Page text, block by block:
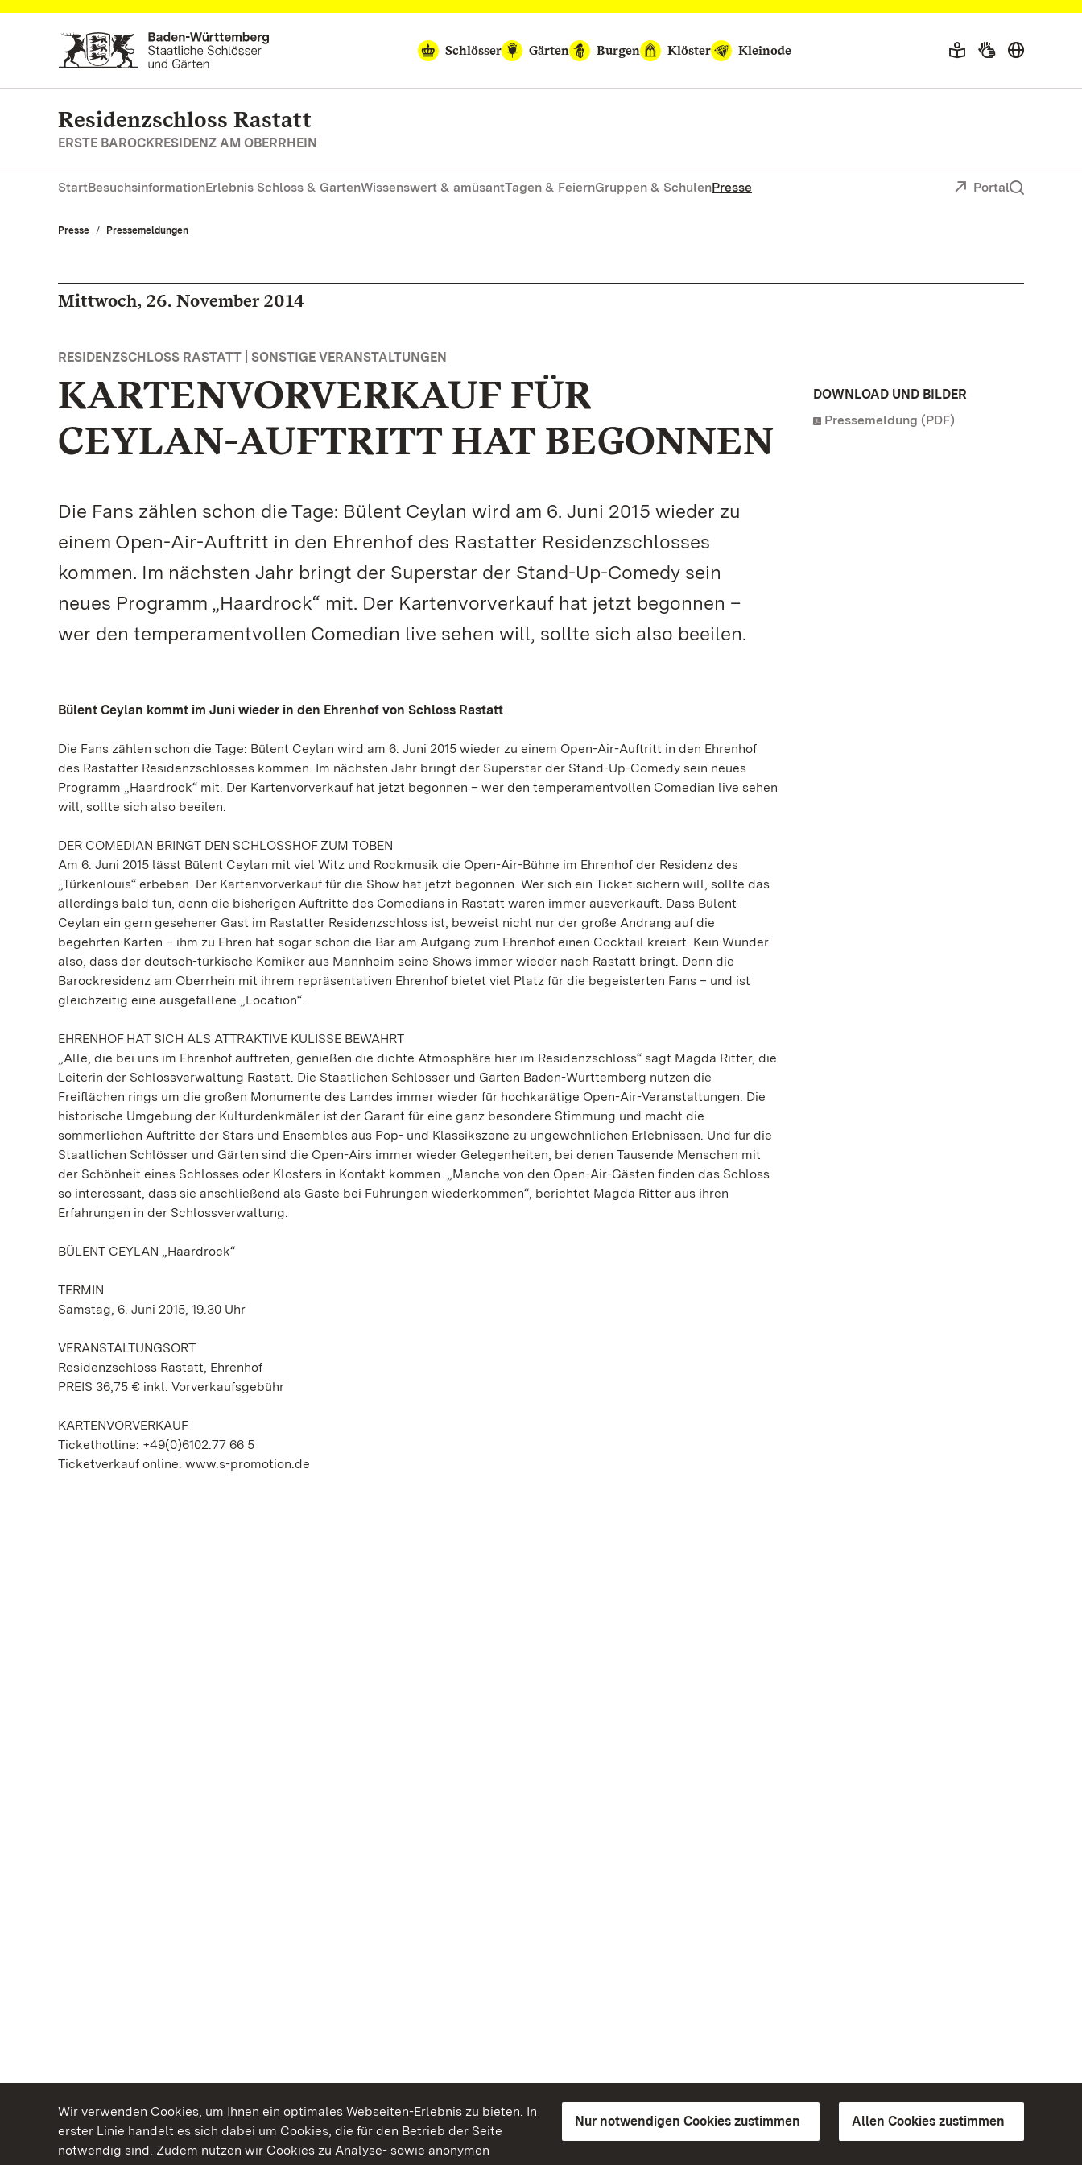
Wir verwenden Cookies, um Ihnen ein optimales Webseiten-Erlebnis zu bieten. In
erster Linie handelt es sich dabei um Cookies, die für den Betrieb der Seite
notwendig sind. Zudem nutzen wir Cookies zu Analyse- sowie anonymen
Nur notwendigen Cookies zustimmen Allen Cookies zustimmen
Zum Hauptinhalt springen
Schlösser
Gärten Burgen Klöster Kleinode
Residenzschloss Rastatt
ERSTE BAROCKRESIDENZ AM OBERRHEIN
StartBesuchsinformationErlebnis Schloss & GartenWissenswert & amüsantTagen & FeiernGruppen & SchulenPresse Portal
Presse Pressemeldungen
Mittwoch, 26. November 2014
RESIDENZSCHLOSS RASTATT | SONSTIGE VERANSTALTUNGEN
KARTENVORVERKAUF FÜR
CEYLAN-AUFTRITT HAT BEGONNEN
Die Fans zählen schon die Tage: Bülent Ceylan wird am 6. Juni 2015 wieder zu
einem Open-Air-Auftritt in den Ehrenhof des Rastatter Residenzschlosses
kommen. Im nächsten Jahr bringt der Superstar der Stand-Up-Comedy sein
neues Programm „Haardrock“ mit. Der Kartenvorverkauf hat jetzt begonnen –
wer den temperamentvollen Comedian live sehen will, sollte sich also beeilen.
Bülent Ceylan kommt im Juni wieder in den Ehrenhof von Schloss Rastatt
Die Fans zählen schon die Tage: Bülent Ceylan wird am 6. Juni 2015 wieder zu einem Open-Air-Auftritt in den Ehrenhof
des Rastatter Residenzschlosses kommen. Im nächsten Jahr bringt der Superstar der Stand-Up-Comedy sein neues
Programm „Haardrock“ mit. Der Kartenvorverkauf hat jetzt begonnen – wer den temperamentvollen Comedian live sehen
will, sollte sich also beeilen.
DER COMEDIAN BRINGT DEN SCHLOSSHOF ZUM TOBEN
Am 6. Juni 2015 lässt Bülent Ceylan mit viel Witz und Rockmusik die Open-Air-Bühne im Ehrenhof der Residenz des
„Türkenlouis“ erbeben. Der Kartenvorverkauf für die Show hat jetzt begonnen. Wer sich ein Ticket sichern will, sollte das
allerdings bald tun, denn die bisherigen Auftritte des Comedians in Rastatt waren immer ausverkauft. Dass Bülent
Ceylan ein gern gesehener Gast im Rastatter Residenzschloss ist, beweist nicht nur der große Andrang auf die
begehrten Karten – ihm zu Ehren hat sogar schon die Bar am Aufgang zum Ehrenhof einen Cocktail kreiert. Kein Wunder
also, dass der deutsch-türkische Komiker aus Mannheim seine Shows immer wieder nach Rastatt bringt. Denn die
Barockresidenz am Oberrhein mit ihrem repräsentativen Ehrenhof bietet viel Platz für die begeisterten Fans – und ist
gleichzeitig eine ausgefallene „Location“.
EHRENHOF HAT SICH ALS ATTRAKTIVE KULISSE BEWÄHRT
„Alle, die bei uns im Ehrenhof auftreten, genießen die dichte Atmosphäre hier im Residenzschloss“ sagt Magda Ritter, die
Leiterin der Schlossverwaltung Rastatt. Die Staatlichen Schlösser und Gärten Baden-Württemberg nutzen die
Freiflächen rings um die großen Monumente des Landes immer wieder für hochkarätige Open-Air-Veranstaltungen. Die
historische Umgebung der Kulturdenkmäler ist der Garant für eine ganz besondere Stimmung und macht die
sommerlichen Auftritte der Stars und Ensembles aus Pop- und Klassikszene zu ungewöhnlichen Erlebnissen. Und für die
Staatlichen Schlösser und Gärten sind die Open-Airs immer wieder Gelegenheiten, bei denen Tausende Menschen mit
der Schönheit eines Schlosses oder Klosters in Kontakt kommen. „Manche von den Open-Air-Gästen finden das Schloss
so interessant, dass sie anschließend als Gäste bei Führungen wiederkommen“, berichtet Magda Ritter aus ihren
Erfahrungen in der Schlossverwaltung.
BÜLENT CEYLAN „Haardrock“
TERMIN
Samstag, 6. Juni 2015, 19.30 Uhr
VERANSTALTUNGSORT
Residenzschloss Rastatt, Ehrenhof
PREIS 36,75 € inkl. Vorverkaufsgebühr
KARTENVORVERKAUF
Tickethotline: +49(0)6102.77 66 5
Ticketverkauf online: www.s-promotion.de
DOWNLOAD UND BILDER
Pressemeldung (PDF)